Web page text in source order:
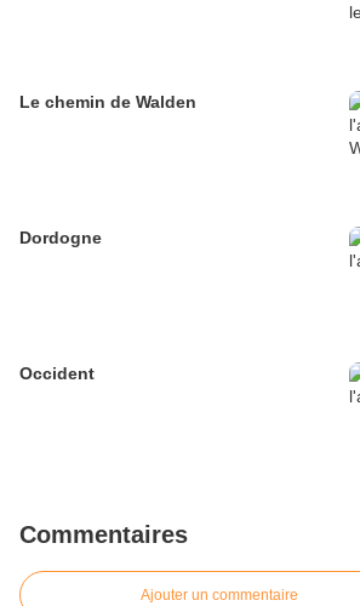
Le chemin de Walden
Dordogne
Occident
Commentaires
Ajouter un commentaire